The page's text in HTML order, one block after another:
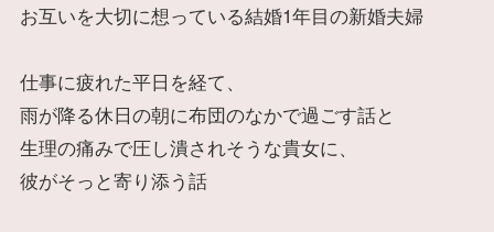
お互いを大切に想っている結婚1年目の新婚夫婦
仕事に疲れた平日を経て、
雨が降る休日の朝に布団のなかで過ごす話と
生理の痛みで圧し潰されそうな貴女に、
彼がそっと寄り添う話